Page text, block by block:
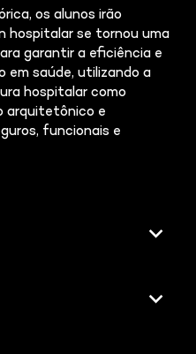
os alunos irão
hospitalar se tornou uma
garantir a eficiência e
em saúde, utilizando a
hospitalar como
arquitetônico e
funcionais e